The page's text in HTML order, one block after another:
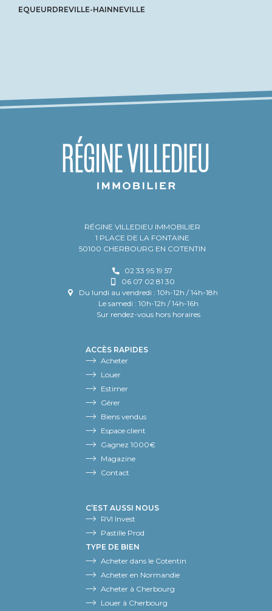
EQUEURDREVILLE-HAINNEVILLE
RÉGINE VILLEDIEU IMMOBILIER
1 PLACE DE LA FONTAINE
50100 CHERBOURG EN COTENTIN
02 33 95 19 57
06 07 02 81 30
Du lundi au vendredi : 10h-12h / 14h-18h
Le samedi : 10h-12h / 14h-16h
Sur rendez-vous hors horaires
ACCÈS RAPIDES
Acheter
Louer
Estimer
Gérer
Biens vendus
Espace client
Gagnez 1000€
Magazine
Contact
C’EST AUSSI NOUS
RVI Invest
Pastille Prod
TYPE DE BIEN
Acheter dans le Cotentin
Acheter en Normandie
Acheter à Cherbourg
Louer à Cherbourg